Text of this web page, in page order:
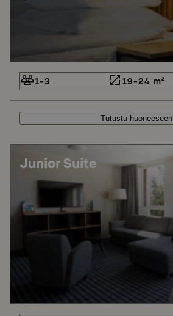
1-3 19-24 m²
Tutustu huoneeseen
Junior Suite